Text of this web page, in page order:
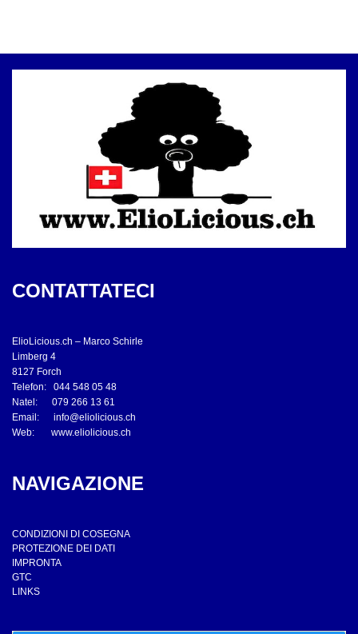
CONTATTATECI
ElioLicious.ch – Marco Schirle
Limberg 4
8127 Forch
Telefon: 044 548 05 48
Natel: 079 266 13 61
Email: info@eliolicious.ch
Web: www.eliolicious.ch
NAVIGAZIONE
CONDIZIONI DI COSEGNA
PROTEZIONE DEI DATI
IMPRONTA
GTC
LINKS